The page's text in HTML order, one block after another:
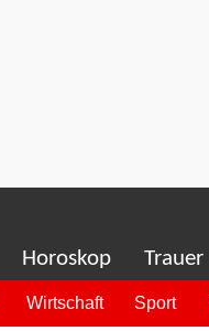
Horoskop Trauer
Wirtschaft Sport